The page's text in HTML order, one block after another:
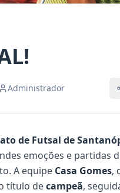
Administrador
de Futsal de
emoções e partidas
A equipe Casa Gomes,
título decampeã,